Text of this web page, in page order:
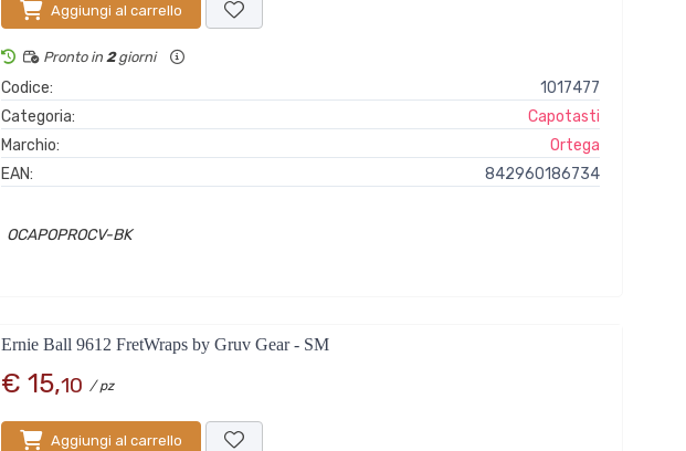
Aggiungi al carrello
Pronto in 2giorni
Codice:
1017477
Categoria:
Capotasti
Marchio:
Ortega
EAN:
842960186734
OCAPOPROCV-BK
Ernie Ball 9612 FretWraps by Gruv Gear - SM
€ 15,10 / pz
Aggiungi al carrello